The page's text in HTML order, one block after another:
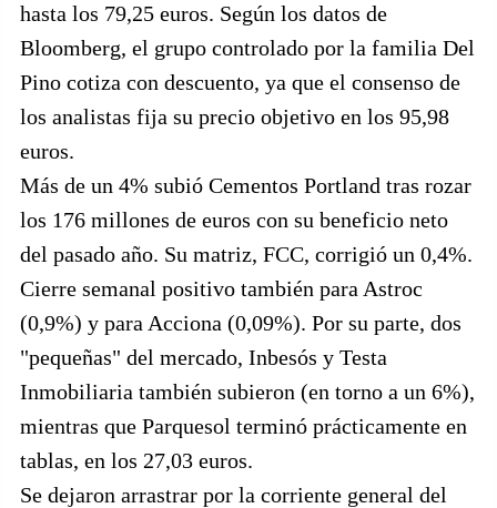
hasta los 79,25 euros. Según los datos de
Bloomberg, el grupo controlado por la familia Del
Pino cotiza con descuento, ya que el consenso de
los analistas fija su precio objetivo en los 95,98
euros.
Más de un 4% subió Cementos Portland tras rozar
los 176 millones de euros con su beneficio neto
del pasado año. Su matriz, FCC, corrigió un 0,4%.
Cierre semanal positivo también para Astroc
(0,9%) y para Acciona (0,09%). Por su parte, dos
"pequeñas" del mercado, Inbesós y Testa
Inmobiliaria también subieron (en torno a un 6%),
mientras que Parquesol terminó prácticamente en
tablas, en los 27,03 euros.
Se dejaron arrastrar por la corriente general del